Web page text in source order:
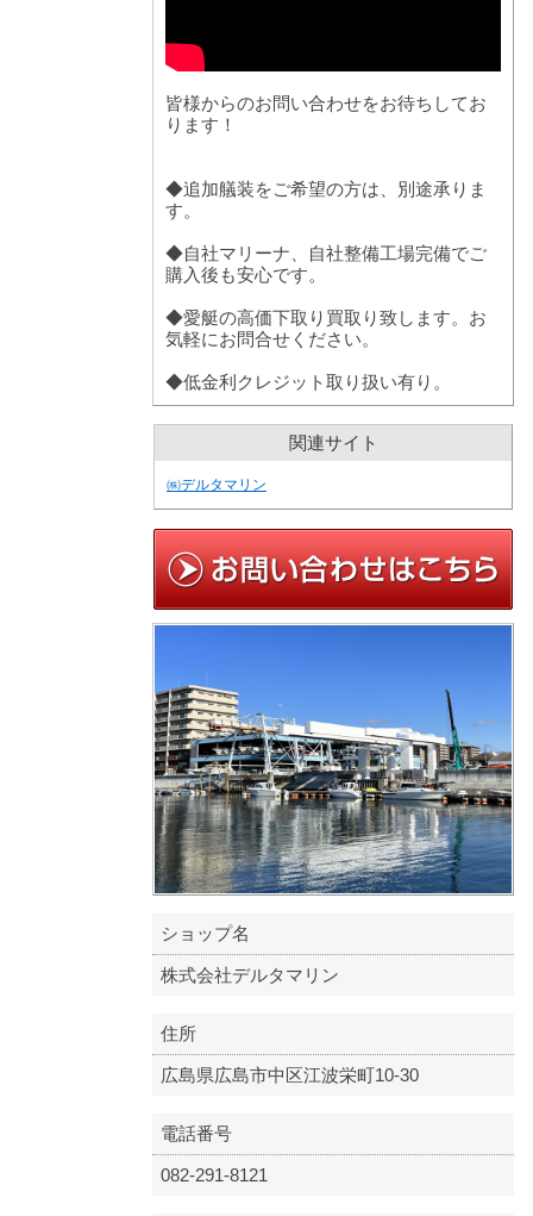
皆様からのお問い合わせをお待ちしてお
ります！
◆追加艤装をご希望の方は、別途承りま
す。
◆自社マリーナ、自社整備工場完備でご
購入後も安心です。
◆愛艇の高価下取り買取り致します。お
気軽にお問合せください。
◆低金利クレジット取り扱い有り。
関連サイト
㈱デルタマリン
ショップ名
株式会社デルタマリン
住所
広島県広島市中区江波栄町10-30
電話番号
082-291-8121